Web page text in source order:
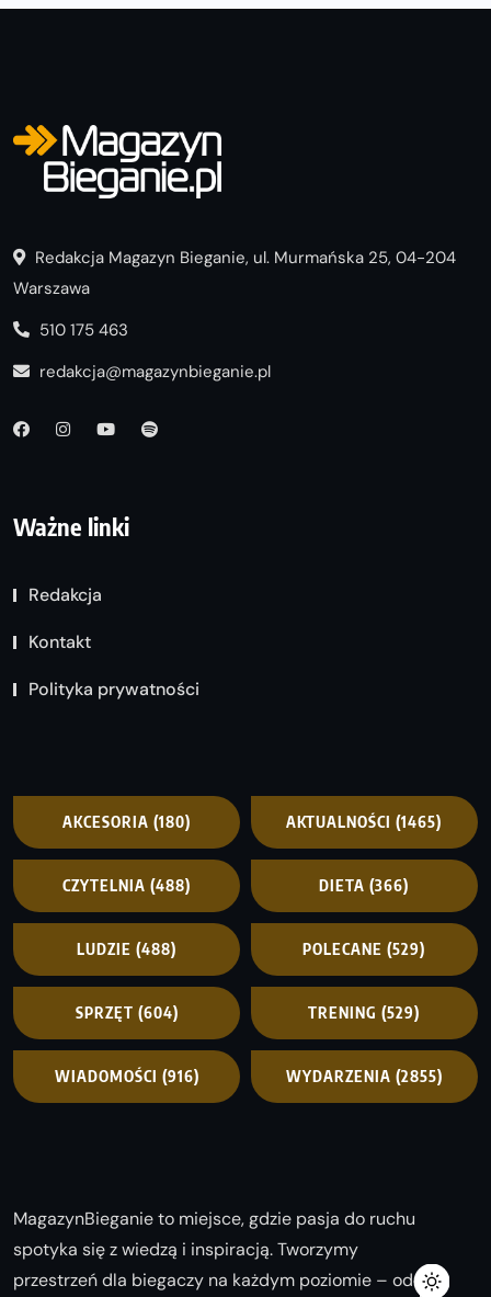
Redakcja Magazyn Bieganie, ul. Murmańska 25, 04-204
Warszawa
510 175 463
redakcja@magazynbieganie.pl
Ważne linki
Redakcja
Kontakt
Polityka prywatności
AKCESORIA (180) AKTUALNOŚCI (1465)
CZYTELNIA (488) DIETA (366)
LUDZIE (488) POLECANE (529)
SPRZĘT (604) TRENING (529)
WIADOMOŚCI (916) WYDARZENIA (2855)
MagazynBieganie to miejsce, gdzie pasja do ruchu
spotyka się z wiedzą i inspiracją. Tworzymy
przestrzeń dla biegaczy na każdym poziomie – od